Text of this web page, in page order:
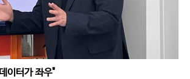
이터가 좌우"